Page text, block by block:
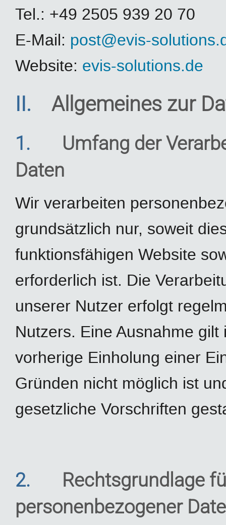
Tel.: +49 2505 939 20 70
E-Mail: post@evis-
Website: evis-solutions.de
II. Allgemeines zur
1.
Umfang der
Daten
Wir verarbeiten
grundsätzlich nur, soweit
funktionsfähigen Website
erforderlich ist. Die
unserer Nutzer erfolgt
Nutzers. Eine Ausnahme
vorherige Einholung einer
Gründen nicht möglich ist
gesetzliche Vorschriften
2.
Rechtsgrundlage
personenbezogener